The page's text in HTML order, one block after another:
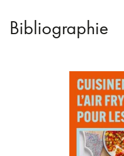
Bibliographie